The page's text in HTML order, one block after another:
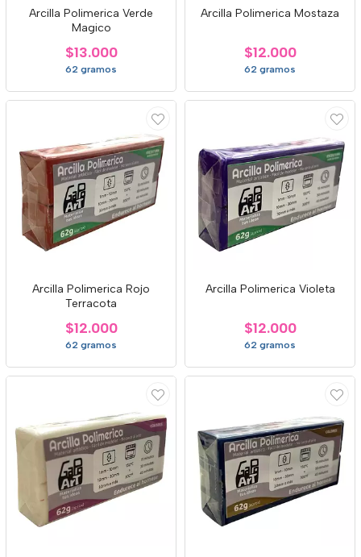
Arcilla Polimerica Verde
Magico
$13.000
62 gramos
Arcilla Polimerica Mostaza
$12.000
62 gramos
Arcilla Polimerica Rojo
Terracota
$12.000
62 gramos
Arcilla Polimerica Violeta
$12.000
62 gramos